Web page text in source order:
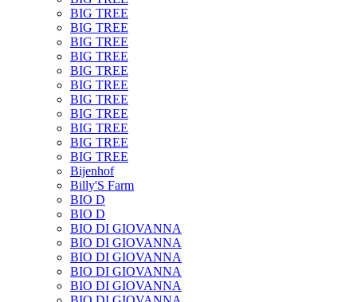
BIG TREE
BIG TREE
BIG TREE
BIG TREE
BIG TREE
BIG TREE
BIG TREE
BIG TREE
BIG TREE
BIG TREE
BIG TREE
Bijenhof
Billy'S Farm
BIO D
BIO D
BIO DI GIOVANNA
BIO DI GIOVANNA
BIO DI GIOVANNA
BIO DI GIOVANNA
BIO DI GIOVANNA